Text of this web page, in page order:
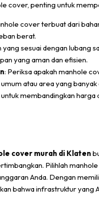
cover, penting untuk
cover terbuat dari
berat.
yang sesuai dengan lubang
yang aman dan efisien.
: Periksa apakah manhole
atau area yang
untuk membandingkan
cover murah di Klaten
Pilihlah
Anda. Dengan
bahwa infrastruktur yang